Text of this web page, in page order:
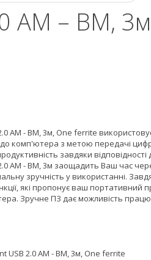
AM – BM,
AM - BM, 3м, One ferrite
комп'ютера з метою передачі
завдяки відповідності
AM - BM, 3м заощадить Ваш час
зручність у використанні.
які пропонує ваш портативний
Зручне ПЗ дає можливість
USB 2.0 AM - BM, 3м, One ferrite